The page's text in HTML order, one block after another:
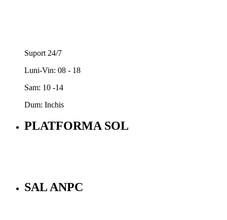
Suport 24/7
Luni-Vin: 08 - 18
Sam: 10 -14
Dum: Inchis
PLATFORMA SOL
SAL ANPC